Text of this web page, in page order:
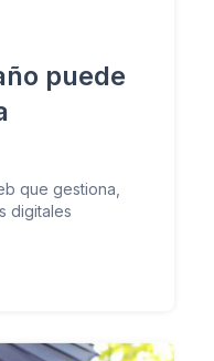
puede
que gestiona,
digitales